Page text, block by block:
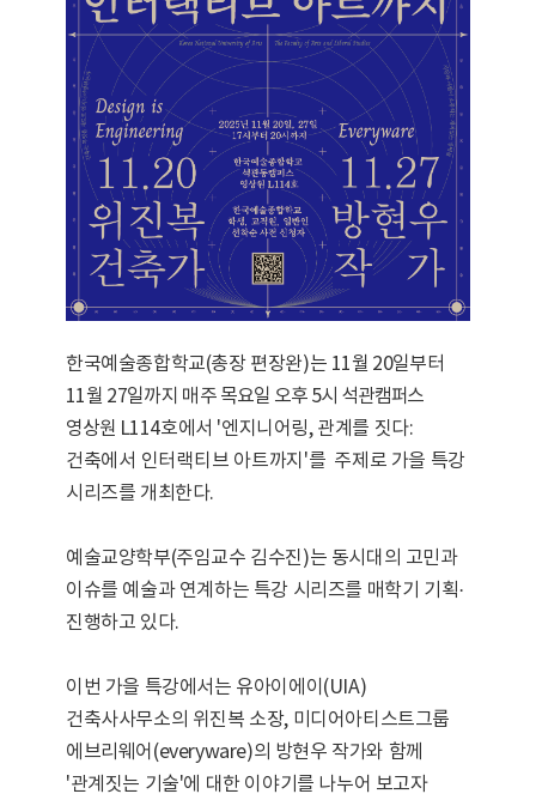
한국예술종합학교(총장 편장완)는 11월 20일부터
11월 27일까지 매주 목요일 오후 5시 석관캠퍼스
영상원 L114호에서 '엔지니어링, 관계를 짓다:
건축에서 인터랙티브 아트까지 '를 주제로 가을 특강
시리즈를 개최한다.
예술교양학부(주임교수 김수진)는 동시대의 고민과
이슈를 예술과 연계하는 특강 시리즈를 매학기 기획·
진행하고 있다.
이번 가을 특강에서는 유아이에이 (UIA)
건축사사무소의 위진복 소장, 미디어아티스트그룹
에브리웨어 (everyware)의 방현우 작가와 함께
'관계짓는 기술'에 대한 이야기를 나누어 보고자